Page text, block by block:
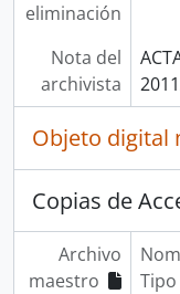
eliminación
Nota del
archivista
Objeto digital
Copias de
Archivo
maestro